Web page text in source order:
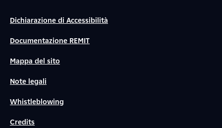
Dichiarazione di Accessibilità
Documentazione REMIT
Mappa del sito
Note legali
Whistleblowing
Credits